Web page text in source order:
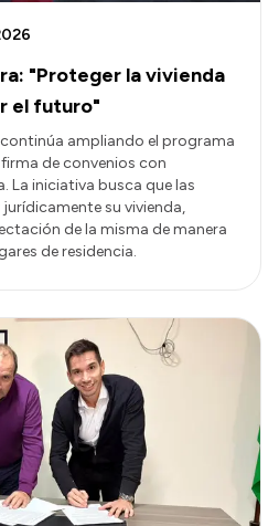
"Proteger la vivienda
el futuro"
continúa ampliando el programa
de convenios con
La iniciativa busca que las
su vivienda,
de la misma de manera
de residencia.